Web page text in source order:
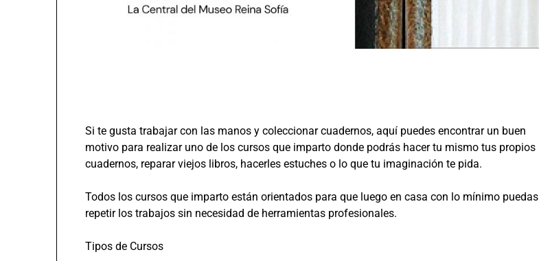
Si te gusta trabajar con las manos y coleccionar cuadernos, aquí puedes encontrar un buen
motivo para realizar uno de los cursos que imparto donde podrás hacer tu mismo tus propios
cuadernos, reparar viejos libros, hacerles estuches o lo que tu imaginación te pida.
Todos los cursos que imparto están orientados para que luego en casa con lo mínimo puedas
repetir los trabajos sin necesidad de herramientas profesionales.
Tipos de Cursos